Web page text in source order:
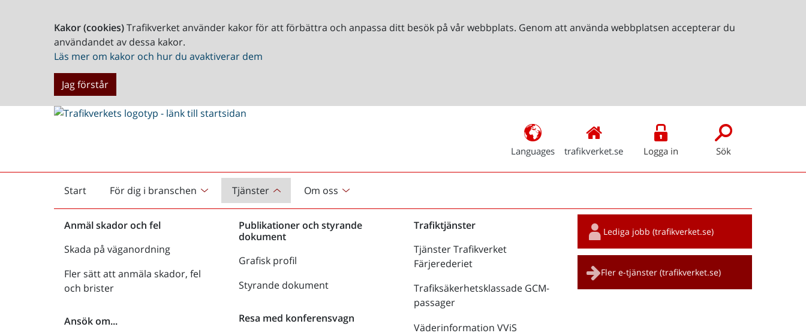
Kakor (cookies)Trafikverket använder kakor för att förbättra och anpassa ditt besök på vår webbplats. Genom att använda webbplatsen accepterar du
användandet av dessa kakor.
Läs mer om kakor och hur du avaktiverar dem
Jag förstår
Languages trafikverket.se Logga in Sök
Start
Startsida För dig i branschen Tjänster Om oss
Anmäl skador och fel
Skada på väganordning
Fler sätt att anmäla skador, fel
och brister
Ansök om...
Publikationer och styrande
dokument
Grafisk profil
Styrande dokument
Resa med konferensvagn
Trafiktjänster
Tjänster Trafikverket
Färjerederiet
Trafiksäkerhetsklassade GCM-
passager
Väderinformation VViS
Snabblänkar
Lediga jobb (trafikverket.se)
Fler e-tjänster (trafikverket.se)